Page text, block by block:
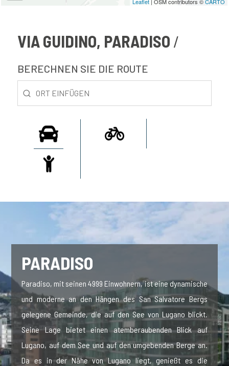
Leaflet | OSM contributors ©CARTO
VIA GUIDINO, PARADISO
BERECHNEN SIE DIE ROUTE
PARADISO
Paradiso, mit seinen 4999 Einwohnern, ist eine dynamische
und moderne an den Hängen des San Salvatore Bergs
gelegene Gemeinde, die auf den See von Lugano blickt.
Seine Lage bietet einen atemberaubenden Blick auf
Lugano, auf dem See und auf den umgebenden Berge an.
Da es in der Nähe von Lugano liegt, genießt es die